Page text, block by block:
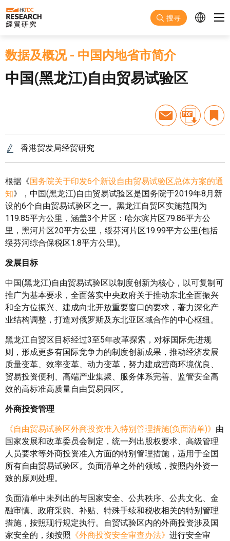
跳至主要内容
搜寻
数据及概况- 中国内地省市简介
中国(黑龙江)自由贸易试验区
香港贸发局经贸研究
根据《国务院关于印发6个新设自由贸易试验区总体方案的通
知》，中国(黑龙江)自由贸易试验区是国务院于2019年8月新
设的6个自由贸易试验区之一。黑龙江自贸区实施范围为
119.85平方公里，涵盖3个片区：哈尔滨片区79.86平方公
里，黑河片区20平方公里，绥芬河片区19.99平方公里(包括
绥芬河综合保税区1.8平方公里)。
发展目标
中国(黑龙江)自由贸易试验区以制度创新为核心，以可复制可
推广为基本要求，全面落实中央政府关于推动东北全面振兴
和全方位振兴、建成向北开放重要窗口的要求，著力深化产
业结构调整，打造对俄罗斯及东北亚区域合作的中心枢纽。
黑龙江自贸区目标经过3至5年改革探索，对标国际先进规
则，形成更多有国际竞争力的制度创新成果，推动经济发展
质量变革、效率变革、动力变革，努力建成营商环境优良、
贸易投资便利、高端产业集聚、服务体系完善、监管安全高
效的高标准高质量自由贸易园区。
外商投资管理
《自由贸易试验区外商投资准入特别管理措施(负面清单)》 由
国家发展和改革委员会制定，统一列出股权要求、高级管理
人员要求等外商投资准入方面的特别管理措施，适用于全国
所有自由贸易试验区。负面清单之外的领域，按照内外资一
致的原则处理。
负面清单中未列出的与国家安全、公共秩序、公共文化、金
融审慎、政府采购、补贴、特殊手续和税收相关的特别管理
措施，按照现行规定执行。自贸试验区内的外商投资涉及国
家安全的，须按照 《外商投资安全审查办法》 进行安全审